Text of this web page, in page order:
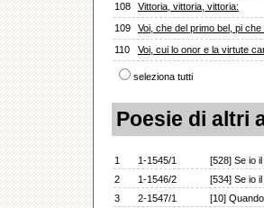
108
Vittoria, vittoria, vittoria:
109
Voi, che del primo bel, pi che
110
Voi, cui lo onor e la virtute
seleziona tutti
Poesie di altri
1 1-1545/1
[528] Se io
2
1-1546/2
[534] Se io
3
2-1547/1
[10]